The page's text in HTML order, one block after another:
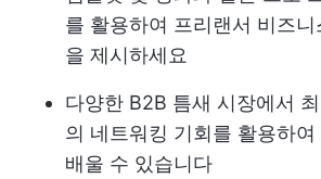
를 활용하여 프리랜서 비즈
을 제시하세요
다양한 B2B 틈새 시장에서
의 네트워킹 기회를 활용하
배울 수 있습니다